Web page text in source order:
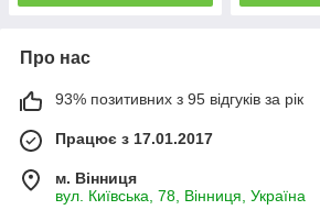
Про нас
93% позитивних з 95 відгуків за рік
Працює з 17.01.2017
м. Вінниця
вул. Київська, 78, Вінниця, Україна